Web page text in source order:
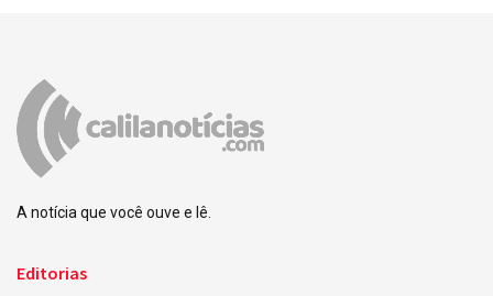
A notícia que você ouve e lê.
Editorias